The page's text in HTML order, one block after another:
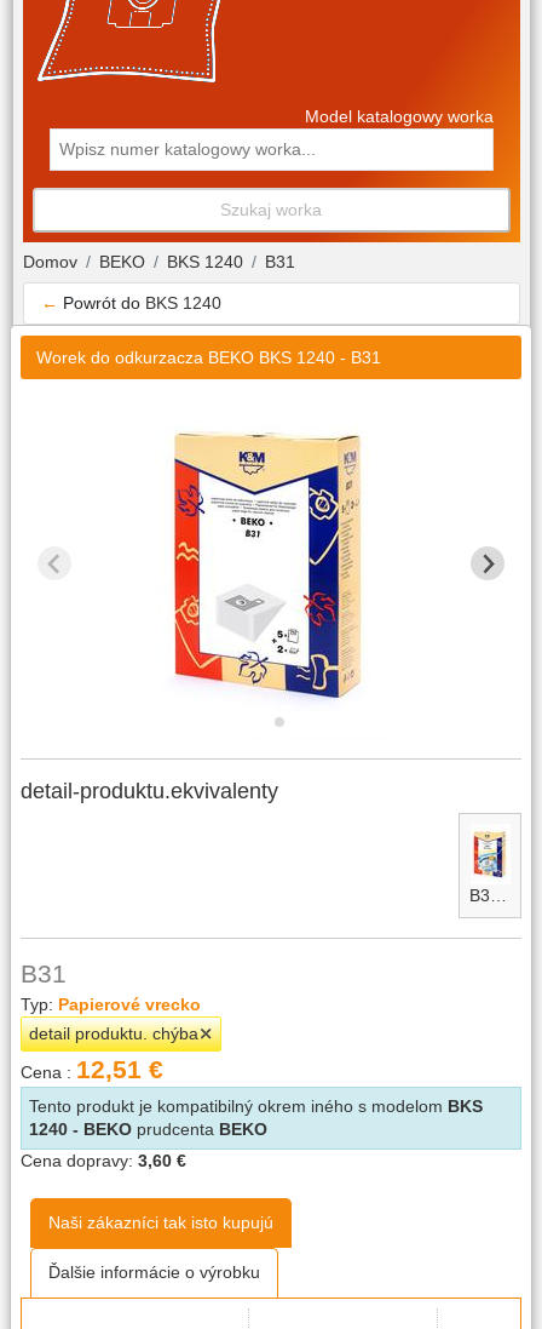
Model katalogowy worka
Szukaj worka
Domov BEKO BKS 1240 B31
← Powrót do BKS 1240
Worek do odkurzacza BEKO BKS 1240 - B31
detail-produktu.ekvivalenty
B31-micro
B31
Typ: Papierové vrecko
detail produktu. chýba
Cena : 12,51 €
Tento produkt je kompatibilný okrem iného s modelom BKS
1240 - BEKO prudcenta BEKO
Cena dopravy: 3,60 €
Naši zákazníci tak isto kupujú
Ďalšie informácie o výrobku